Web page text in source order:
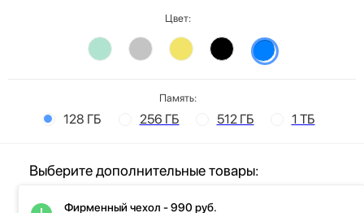
Цвет:
Память:
128 ГБ 256 ГБ 512 ГБ 1 ТБ
Выберите дополнительные товары:
Фирменный чехол - 990 руб.